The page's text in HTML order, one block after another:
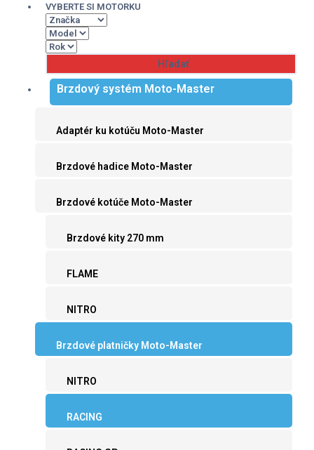
VYBERTE SI MOTORKU
Brzdový systém Moto-Master
Adaptér ku kotúču Moto-Master
Brzdové hadice Moto-Master
Brzdové kotúče Moto-Master
Brzdové kity 270 mm
FLAME
NITRO
Brzdové platničky Moto-Master
NITRO
RACING